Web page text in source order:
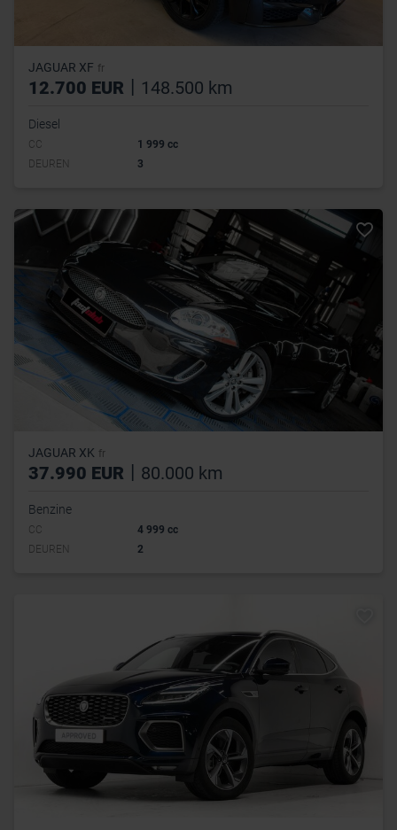
JAGUAR XF fr
12.700 EUR | 148.500 km
Diesel
CC
1 999 cc
DEUREN
3
JAGUAR XK fr
37.990 EUR | 80.000 km
Benzine
CC
4 999 cc
DEUREN
2